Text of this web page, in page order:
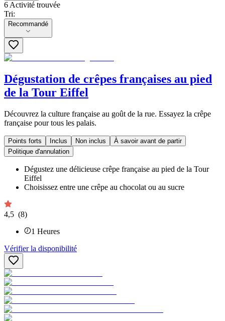
6 Activité trouvée
Tri:
Tri:
Recommandé
Dégustation de crêpes françaises au pied
de la Tour Eiffel
Découvrez la culture française au goût de la rue. Essayez la crêpe
française pour tous les palais.
Points forts Inclus Non inclus
À savoir avant de partir
Politique d'annulation
Dégustez une délicieuse crêpe française au pied de la Tour
Eiffel
Choisissez entre une crêpe au chocolat ou au sucre
4,5 (8)
1 Heures
Vérifier la disponibilité